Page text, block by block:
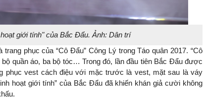
giới tính" của Bắc Đẩu. Ảnh: Dân trí
phục của “Cô Đẩu” Công Lý trong Táo quân 2017. “Cô
quần áo, ba bộ tóc… Trong đó, lần đầu tiên Bắc Đẩu được
phục vest cách điệu với mặc trước là vest, mặt sau là váy
hoạt giới tính” của Bắc Đẩu đã khiến khán giả cười không